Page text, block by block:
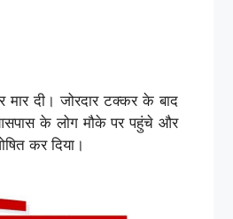
दी। जोरदार टक्कर के बाद
के लोग मौके पर पहुंचे और
कर दिया।